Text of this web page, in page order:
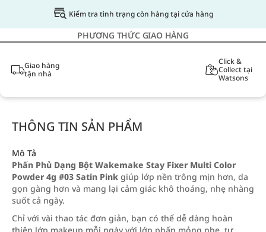
Kiểm tra tình trạng còn hàng tại cửa hàng
PHƯƠNG THỨC GIAO HÀNG
Giao hàng
tận nhà
Click &
Collect tại
Watsons
THÔNG TIN SẢN PHẨM
Mô Tả
Phấn Phủ Dạng Bột Wakemake Stay Fixer Multi Color
Powder 4g #03 Satin Pink giúp lớp nền trông mịn hơn, da
gọn gàng hơn và mang lại cảm giác khô thoáng, nhẹ nhàng
suốt cả ngày.
Chỉ với vài thao tác đơn giản, bạn có thể dễ dàng hoàn